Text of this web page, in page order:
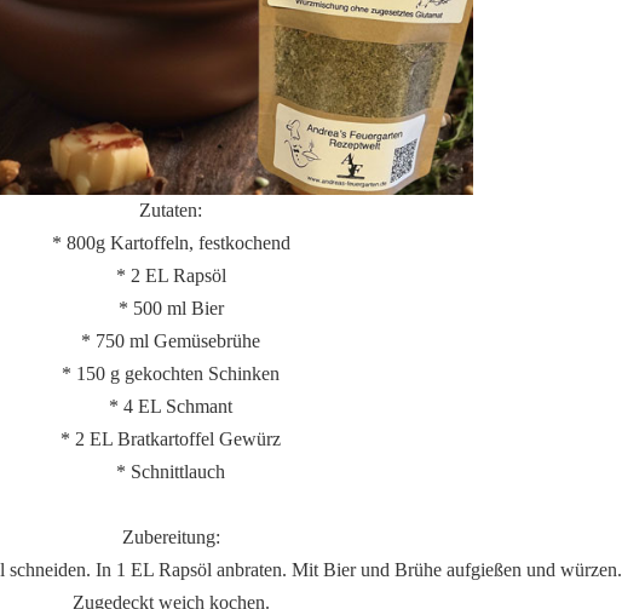
Zutaten:
* 800g Kartoffeln, festkochend
* 2 EL Rapsöl
* 500 ml Bier
* 750 ml Gemüsebrühe
* 150 g gekochten Schinken
* 4 EL Schmant
* 2 EL Bratkartoffel Gewürz
* Schnittlauch
Zubereitung:
In 1 EL Rapsöl anbraten. Mit Bier und Brühe aufgießen und würzen.
Zugedeckt weich kochen.